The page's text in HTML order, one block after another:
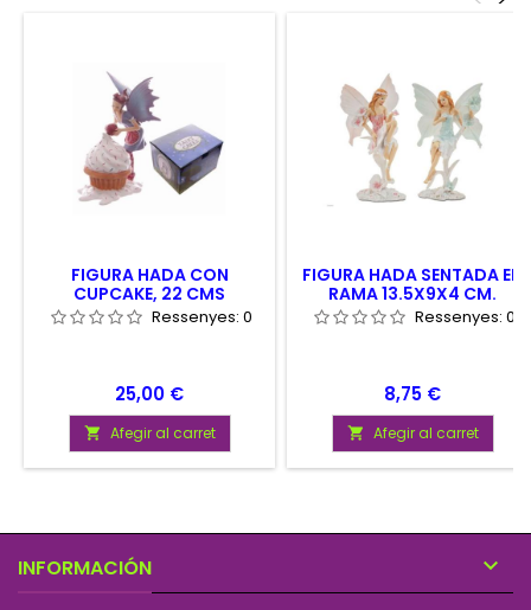
FIGURA HADA CON
CUPCAKE, 22 CMS
Ressenyes: 0
Preu
25,00 €
 Afegir al carret
FIGURA HADA SENTADA EN
RAMA 13.5X9X4 CM.
Ressenyes: 0
Preu
8,75 €
 Afegir al carret
INFORMACIÓN 